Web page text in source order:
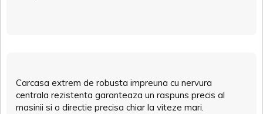
Carcasa extrem de robusta impreuna cu nervura
centrala rezistenta garanteaza un raspuns precis al
masinii si o directie precisa chiar la viteze mari.